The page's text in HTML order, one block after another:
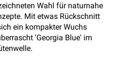
Wahl für naturnahe
Mit etwas Rückschnitt
ein kompakter Wuchs
'Georgia Blue' im